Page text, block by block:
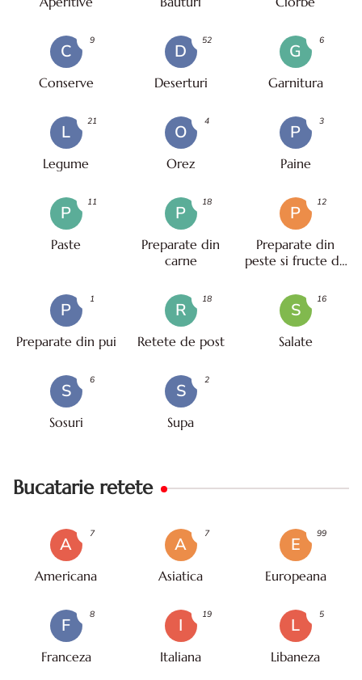
C
Conserve
9
D
Deserturi
52
G
Garnitura
6
L
Legume
21
O
Orez
4
P
Paine
3
P
Paste
11
P
Preparate din
carne
18
P
Preparate din
peste si fructe de
12
P
Preparate din pui
1
R
Retete de post
18
S
Salate
16
S
Sosuri
6
S
Supa
2
Bucatarie retete
A
Americana
7
A
Asiatica
7
E
Europeana
99
F
Franceza
8
I
Italiana
19
L
Libaneza
5